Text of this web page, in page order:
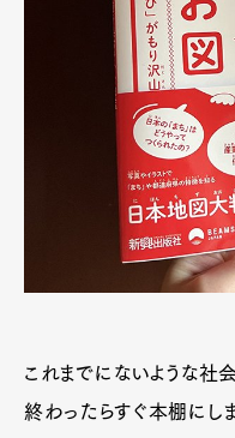
これまでにないような社
終わったらすぐ本棚にし